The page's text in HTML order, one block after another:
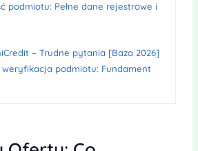
podmiotu: Pełne dane rejestrowe i
– Trudne pytania [Baza 2026]
weryfikacja podmiotu: Fundament